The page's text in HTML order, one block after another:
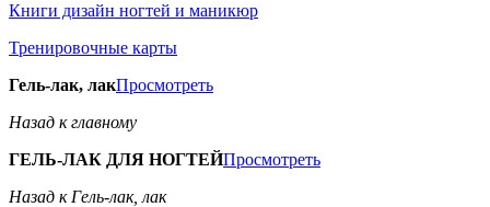
Книги дизайн ногтей и маникюр
Тренировочные карты
Гель-лак, лакПросмотреть
Назад к главному
ГЕЛЬ-ЛАК ДЛЯ НОГТЕЙПросмотреть
Назад к Гель-лак, лак